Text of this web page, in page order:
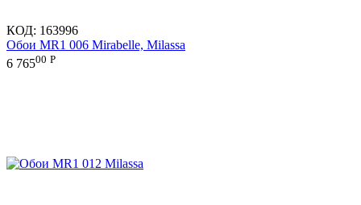
КОД: 163996
Обои MR1 006 Mirabelle, Milassa
6 76500 Р